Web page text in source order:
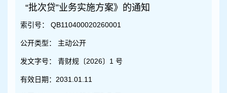
“批次贷”业务实施方案》的通知
索引号： QB110400020260001
公开类型： 主动公开
发文字号： 青财规〔2026〕1 号
有效日期： 2031.01.11